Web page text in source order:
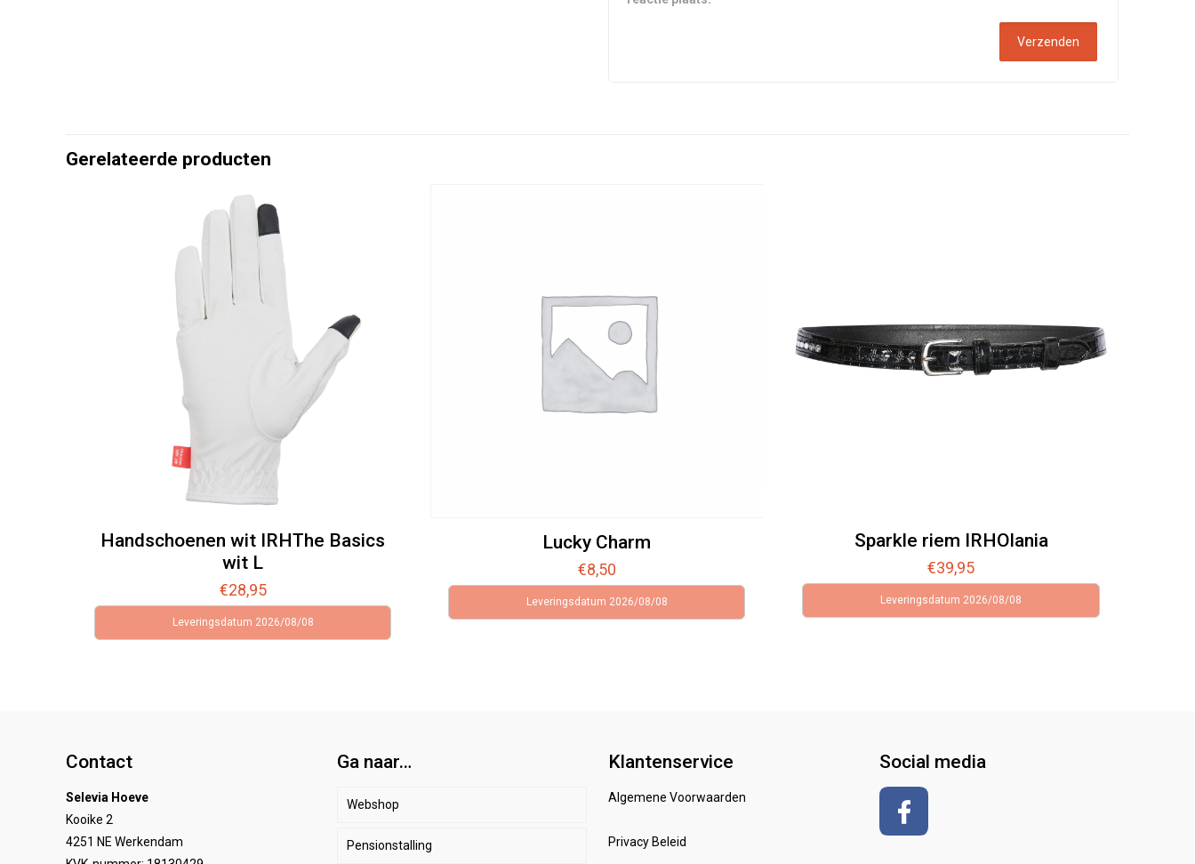
Gerelateerde producten
Handschoenen wit IRHThe Basics
wit L
€28,95
Leveringsdatum 2026/08/08
Lucky Charm
€8,50
Leveringsdatum 2026/08/08
Sparkle riem IRHOlania
€39,95
Leveringsdatum 2026/08/08
Contact
Selevia Hoeve
Kooike 2
4251 NE Werkendam
Ga naar…
Webshop
Paard
Pensionstalling
Klantenservice
Algemene Voorwaarden
Privacy Beleid
Social media